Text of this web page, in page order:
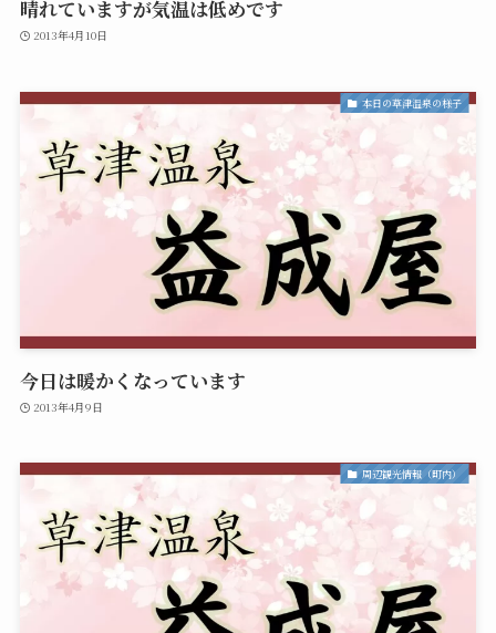
晴れていますが気温は低めです
2013年4月10日
本日の草津温泉の様子
今日は暖かくなっています
2013年4月9日
周辺観光情報（町内）